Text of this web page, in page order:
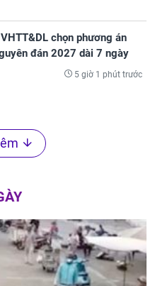
chọn phương án
đán 2027 dài 7 ngày
5 giờ 1 phút trước